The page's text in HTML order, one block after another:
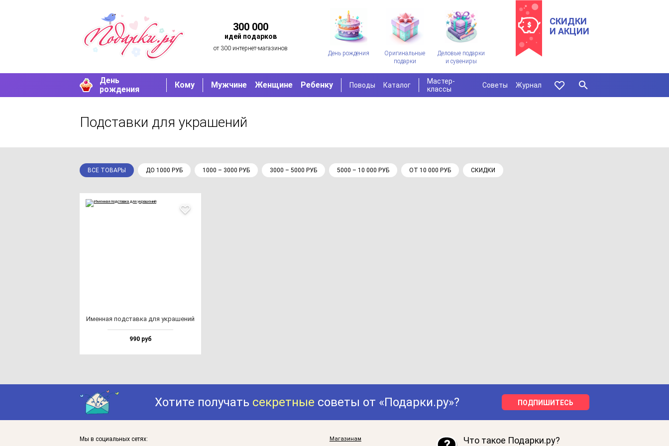
300 000
идей подарков
от 300 интернет-магазинов
День рождения
Оригинальные
подарки
Деловые подарки
и сувениры
СКИДКИ
И АКЦИИ
День
рождения
Кому Мужчине Женщине Ребенку Поводы Каталог
Мастер-
классы
Советы Журнал
Подставки для украшений
ВСЕ ТОВАРЫ ДО 1000 РУБ 1000 – 3000 РУБ 3000 – 5000 РУБ 5000 – 10 000 РУБ ОТ 10 000 РУБ СКИДКИ
Имен­ная под­став­ка для ук­ра­ше­ний
990 руб
Хотите получать секретные советы от «Подарки.ру»? ПОДПИШИТЕСЬ
Мы в социальных сетях: Магазинам Что такое Подарки.ру?